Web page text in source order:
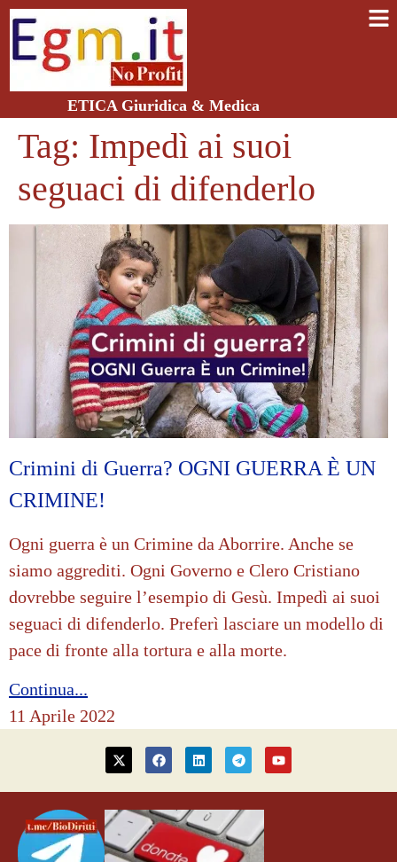
ETICA Giuridica & Medica
Tag: Impedì ai suoi
seguaci di difenderlo
Crimini di Guerra? OGNI GUERRA È UN
CRIMINE!
Ogni guerra è un Crimine da Aborrire. Anche se
siamo aggrediti. Ogni Governo e Clero Cristiano
dovrebbe seguire l’esempio di Gesù. Impedì ai suoi
seguaci di difenderlo. Preferì lasciare un modello di
pace di fronte alla tortura e alla morte.
Continua...
11 Aprile 2022